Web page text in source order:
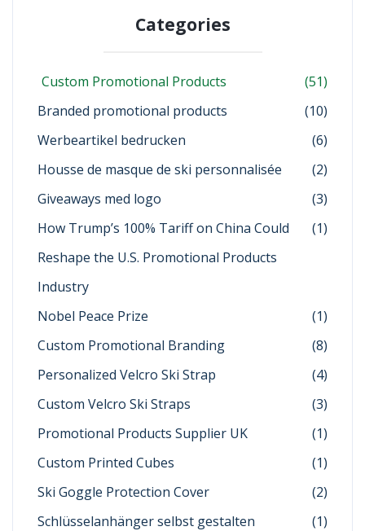
Categories
Custom Promotional Products
(51)
Branded promotional products
(10)
Werbeartikel bedrucken
(6)
Housse de masque de ski personnalisée
(2)
Giveaways med logo
(3)
How Trump’s 100% Tariff on China Could
Reshape the U.S. Promotional Products
Industry
(1)
Nobel Peace Prize
(1)
Custom Promotional Branding
(8)
Personalized Velcro Ski Strap
(4)
Custom Velcro Ski Straps
(3)
Promotional Products Supplier UK
(1)
Custom Printed Cubes
(1)
Ski Goggle Protection Cover
(2)
Schlüsselanhänger selbst gestalten
(1)